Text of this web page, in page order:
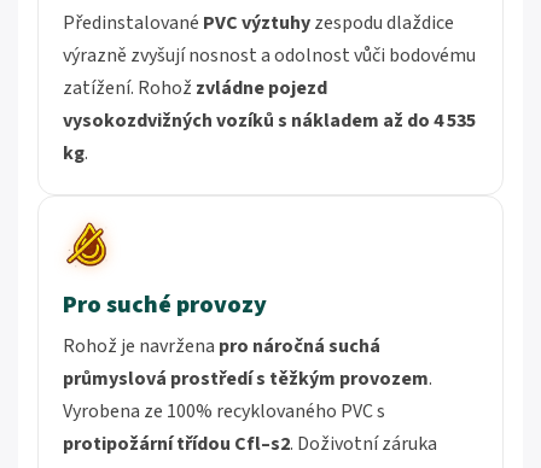
Předinstalované PVC výztuhyzespodu dlaždice
výrazně zvyšují nosnost a odolnost vůči bodovému
zatížení. Rohož zvládne pojezd
vysokozdvižných vozíků s nákladem až do 4 535
kg.
Pro suché provozy
Rohož je navržena pro náročná suchá
průmyslová prostředí s těžkým provozem.
Vyrobena ze 100% recyklovaného PVC s
protipožární třídou Cfl–s2. Doživotní záruka